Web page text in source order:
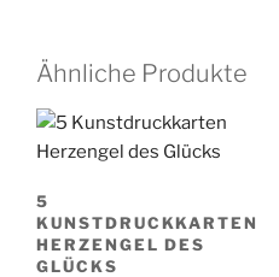
Ähnliche Produkte
5
KUNSTDRUCKKARTEN
HERZENGEL DES
GLÜCKS